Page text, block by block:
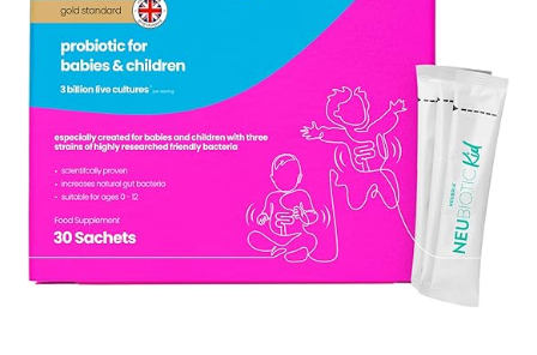
Оставить отзыв
Оформление заказа
Подтверждение заказа
Скидки
Сотрудничество